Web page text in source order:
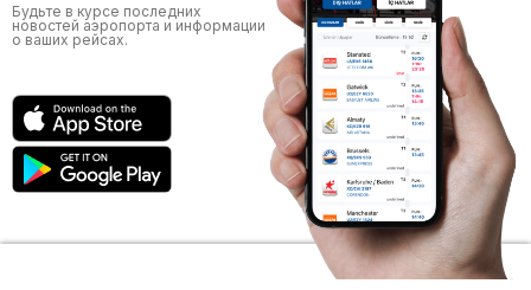
Будьте в курсе последних
новостей аэропорта и информации
о ваших рейсах.